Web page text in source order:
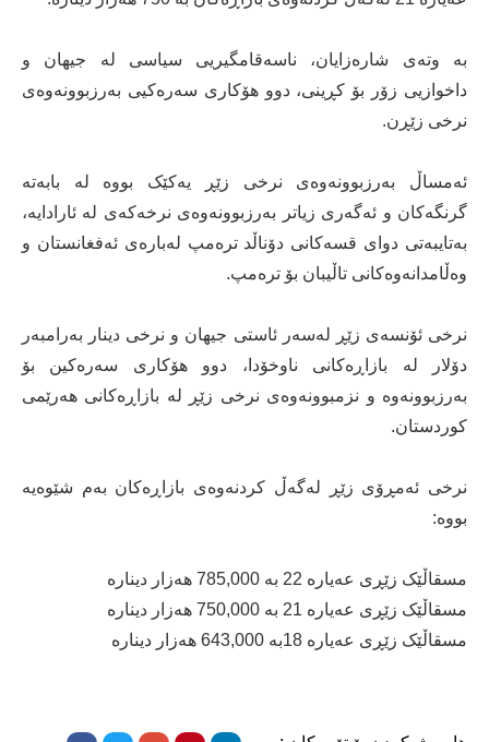
بە وتەی شارەزایان، ناسەقامگیریی سیاسی لە جیهان و
داخوازیی زۆر بۆ کڕینی، دوو هۆکاری سەرەکیی بەرزبوونەوەی
نرخی زێڕن.
ئەمساڵ بەرزبوونەوەی نرخی زێڕ یەکێک بووە لە بابەتە
گرنگەکان و ئەگەری زیاتر بەرزبوونەوەی نرخەکەی لە ئارادایە،
بەتایبەتی دوای قسەکانی دۆناڵد ترەمپ لەبارەی ئەفغانستان و
وەڵامدانەوەکانی تاڵیبان بۆ ترەمپ.
نرخی ئۆنسەی زێڕ لەسەر ئاستی جیهان و نرخی دینار بەرامبەر
دۆلار لە بازاڕەکانی ناوخۆدا، دوو هۆکاری سەرەکین بۆ
بەرزبوونەوە و نزمبوونەوەی نرخی زێڕ لە بازاڕەکانی هەرێمی
کوردستان.
نرخی ئەمڕۆی زێڕ لەگەڵ کردنەوەی بازاڕەکان بەم شێوەیە
بووە:
مسقاڵێک زێڕی عەیارە 22 بە 785,000 هەزار دینارە
مسقاڵێک زێڕی عەیارە 21 بە 750,000 هەزار دینارە
مسقاڵێک زێڕی عەیارە 18بە 643,000 هەزار دینارە